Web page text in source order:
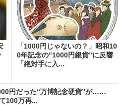
「1000円じゃないの？」昭和10
0年記念の“1000円銀貨”に反響
「絶対手に入...
円だった“万博記念硬貨”が……
100万再...